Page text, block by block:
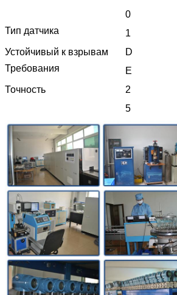
Тип датчика
0
1
Устойчивый к взрывам
Требования
D
Е
Точность
2
5